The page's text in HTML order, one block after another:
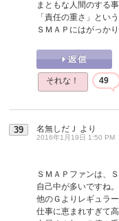
まともな人間のする事
「責任の重さ」とい
ＳＭＡＰにはがっか
それな！ 49
39 名無しだＪ より
2016年1月19日 1:50 PM
ＳＭＡＰファンは、
自己中が多いですね。
他のＧよりレギュラ
仕事に恵まれすぎて